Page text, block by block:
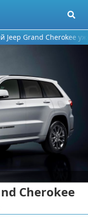
Jeep Grand Cherokee
Cherokee